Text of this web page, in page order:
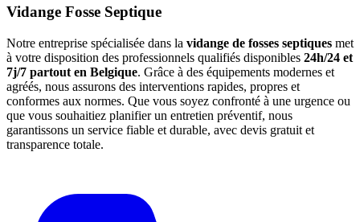
Vidange Fosse Septique
Notre entreprise spécialisée dans la vidange de fosses septiques met
à votre disposition des professionnels qualifiés disponibles 24h/24 et
7j/7 partout en Belgique. Grâce à des équipements modernes et
agréés, nous assurons des interventions rapides, propres et
conformes aux normes. Que vous soyez confronté à une urgence ou
que vous souhaitiez planifier un entretien préventif, nous
garantissons un service fiable et durable, avec devis gratuit et
transparence totale.